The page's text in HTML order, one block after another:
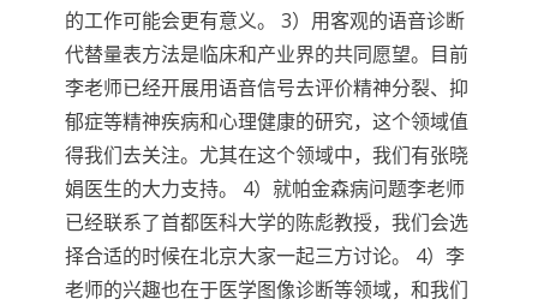
的工作可能会更有意义。 3）用客观的语音诊断
代替量表方法是临床和产业界的共同愿望。目前
李老师已经开展用语音信号去评价精神分裂、抑
郁症等精神疾病和心理健康的研究，这个领域值
得我们去关注。尤其在这个领域中，我们有张晓
娟医生的大力支持。 4）就帕金森病问题李老师
已经联系了首都医科大学的陈彪教授，我们会选
择合适的时候在北京大家一起三方讨论。 4）李
老师的兴趣也在于医学图像诊断等领域，和我们